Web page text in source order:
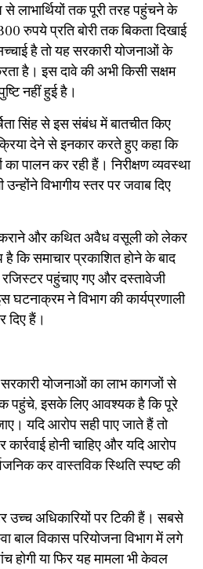
से लाभार्थियों तक पूरी तरह पहुंचने के
रुपये प्रति बोरी तक बिकता दिखाई
है तो यह सरकारी योजनाओं के
है। इस दावे की अभी किसी सक्षम
नहीं हुई है।
सिंह से इस संबंध में बातचीत किए
देने से इनकार करते हुए कहा कि
पालन कर रही हैं। निरीक्षण व्यवस्था
विभागीय स्तर पर जवाब दिए
और कथित अवैध वसूली को लेकर
कि समाचार प्रकाशित होने के बाद
पहुंचाए गए और दस्तावेजी
घटनाक्रम ने विभाग की कार्यप्रणाली
हैं।
योजनाओं का लाभ कागजों से
पहुंचे, इसके लिए आवश्यक है कि पूरे
यदि आरोप सही पाए जाते हैं तो
कार्रवाई होनी चाहिए और यदि आरोप
कर वास्तविक स्थिति स्पष्ट की
उच्च अधिकारियों पर टिकी हैं। सबसे
बाल विकास परियोजना विभाग में लगे
होगी या फिर यह मामला भी केवल